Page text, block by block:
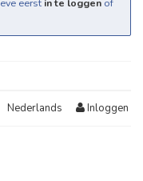
eerst in te loggen of
Nederlands Inloggen